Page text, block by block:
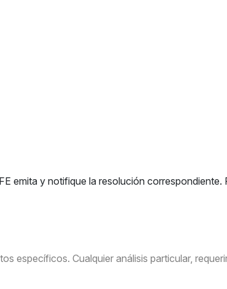
emita y notifique la resolución correspondiente.
específicos. Cualquier análisis particular,